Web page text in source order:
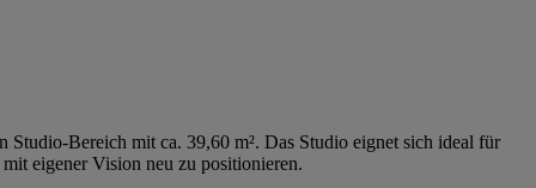
Studio-Bereich mit ca. 39,60 m². Das Studio eignet sich ideal für
eigener Vision neu zu positionieren.